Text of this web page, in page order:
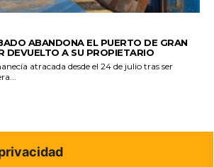
ABANDONA EL PUERTO DE GRAN
DEVUELTO A SU PROPIETARIO
atracada desde el 24 de julio tras ser